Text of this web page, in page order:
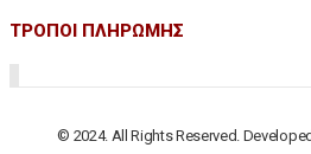
ΤΡΟΠΟΙ ΠΛΗΡΩΜΗΣ
© 2024. All Rights Reserved.